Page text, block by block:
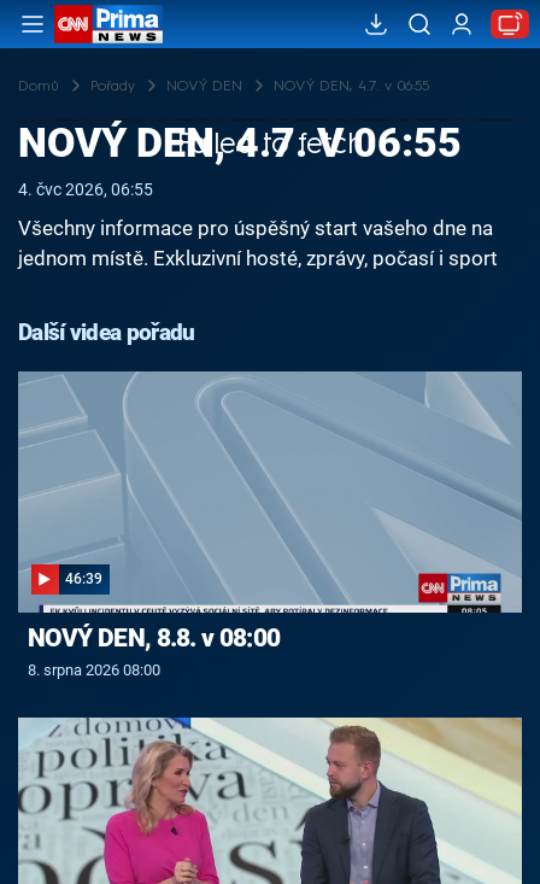
Domů Pořady NOVÝ DEN NOVÝ DEN, 4.7. v 06:55
Failed to fetch
NOVÝ DEN, 4.7. V 06:55
4. čvc 2026, 06:55
Všechny informace pro úspěšný start vašeho dne na
jednom místě. Exkluzivní hosté, zprávy, počasí i sport
Další videa pořadu
46:39
NOVÝ DEN, 8.8. v 08:00
8. srpna 2026 08:00